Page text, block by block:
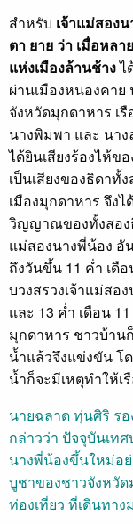
สำหรับ เจ้าแม่สอง
ตา ยาย ว่า เมื่อหลา
แห่งเมืองล้านช้างไ
ผ่านเมืองหนองคา
จังหวัดมุกดาหาร เ
นางพิมพา และ นา
ได้ยินเสียงร้องไห้
เป็นเสียงของธิดาทั้
เมืองมุกดาหาร จึง
วิญญาณของทั้งสอง
แม่สองนางพี่น้อง อั
ถึงวันขึ้น 11 ค่ำ เดื
บวงสรวงเจ้าแม่สอ
และ 13 ค่ำ เดือน
มุกดาหาร ชาวบ้าน
น้ำแล้วจึงแข่งขัน โ
น้ำก็จะมีเหตุทำให้เ
นายฉลาด ทุ่นศิริ ร
กล่าวว่า ปัจจุบันเท
นางพี่น้องขึ้นใหม่อ
บูชาของชาวจังหวั
ท่องเที่ยว ที่เดินทา